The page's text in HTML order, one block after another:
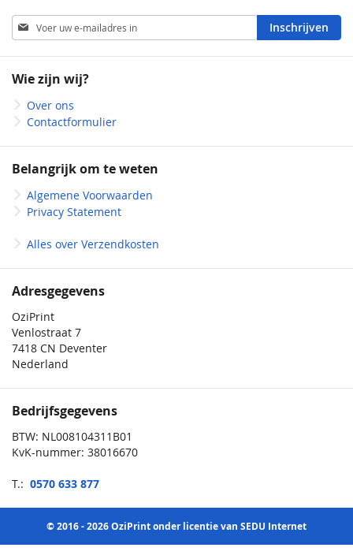
Abonneer
u
op
nieuwsbrief
Inschrijven
Wie zijn wij?
Over ons
Contactformulier
Belangrijk om te weten
Algemene Voorwaarden
Privacy Statement
Alles over Verzendkosten
Adresgegevens
OziPrint
Venlostraat 7
7418 CN Deventer
Nederland
Bedrijfsgegevens
BTW: NL008104311B01
KvK-nummer: 38016670
T.: 0570 633 877
© 2016 - 2026 OziPrint onder licentie van SEDU Internet